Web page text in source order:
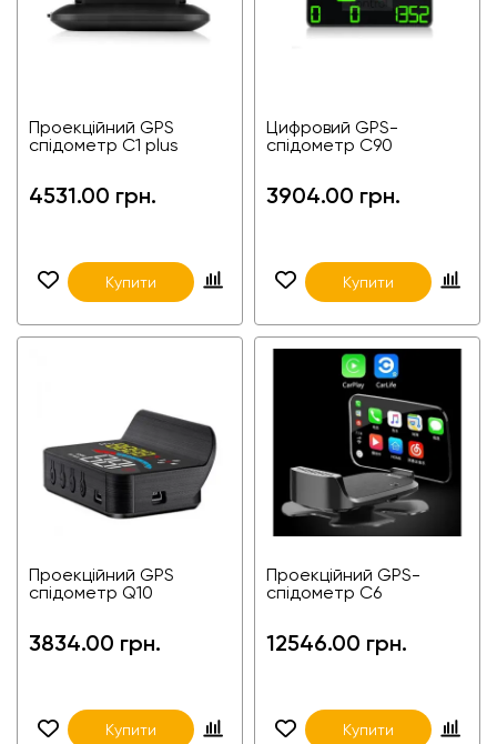
Проекційний GPS
спідометр С1 plus
4531.00 грн.
Купити
Цифровий GPS-
спідометр C90
3904.00 грн.
Купити
Проекційний GPS
спідометр Q10
3834.00 грн.
Купити
Проекційний GPS-
спідометр С6
12546.00 грн.
Купити